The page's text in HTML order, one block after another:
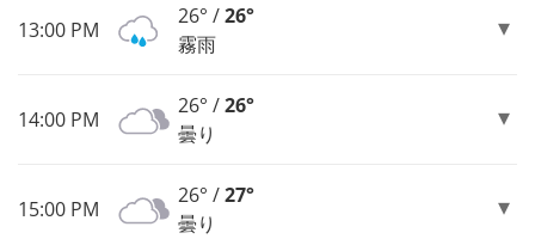
13:00 PM
26° /26°
霧雨
14:00 PM
26° /26°
曇り
15:00 PM
26° /27°
曇り